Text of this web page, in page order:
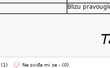
Blizu
(1) Ne sviđa mi se - (0)